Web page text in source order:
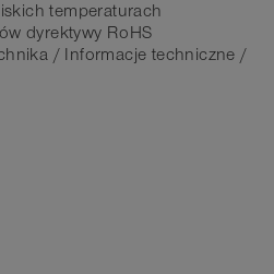
temperaturach
dyrektywy RoHS
/ Informacje techniczne /